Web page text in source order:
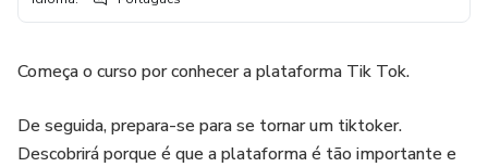
Começa o curso por conhecer a plataforma Tik Tok.
De seguida, prepara-se para se tornar um tiktoker.
Descobrirá porque é que a plataforma é tão importante e